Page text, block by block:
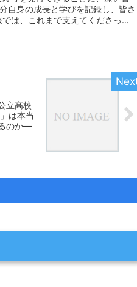
自身の成長と学びを記録し、皆さ
は、これまで支えてくださった
立高校
は本当
のか―